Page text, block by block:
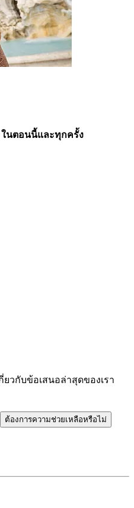
นตอนนี้และทุกครั้ง
ยวกับข้อเสนอล่าสุดของเรา
ต้องการความช่วยเหลือหรือไม่